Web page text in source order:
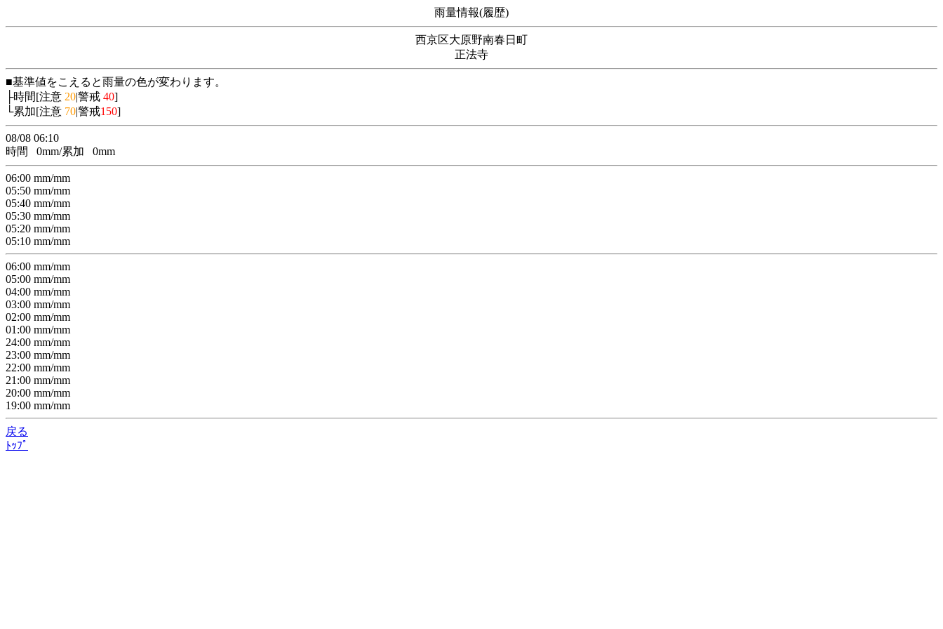
雨量情報(履歴)
西京区大原野南春日町
正法寺
■基準値をこえると雨量の色が変わります。
├時間[注意 20|警戒 40]
└累加[注意 70|警戒150]
08/08 06:10
時間
0mm/累加 0mm
06:00 mm/mm
05:50 mm/mm
05:40 mm/mm
05:30 mm/mm
05:20 mm/mm
05:10 mm/mm
06:00 mm/mm
05:00 mm/mm
04:00 mm/mm
03:00 mm/mm
02:00 mm/mm
01:00 mm/mm
24:00 mm/mm
23:00 mm/mm
22:00 mm/mm
21:00 mm/mm
20:00 mm/mm
19:00 mm/mm
戻る
ﾄｯﾌﾟ